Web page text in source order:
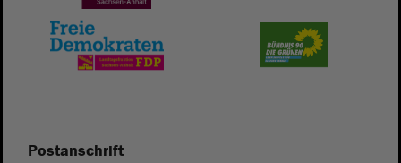
Postanschrift